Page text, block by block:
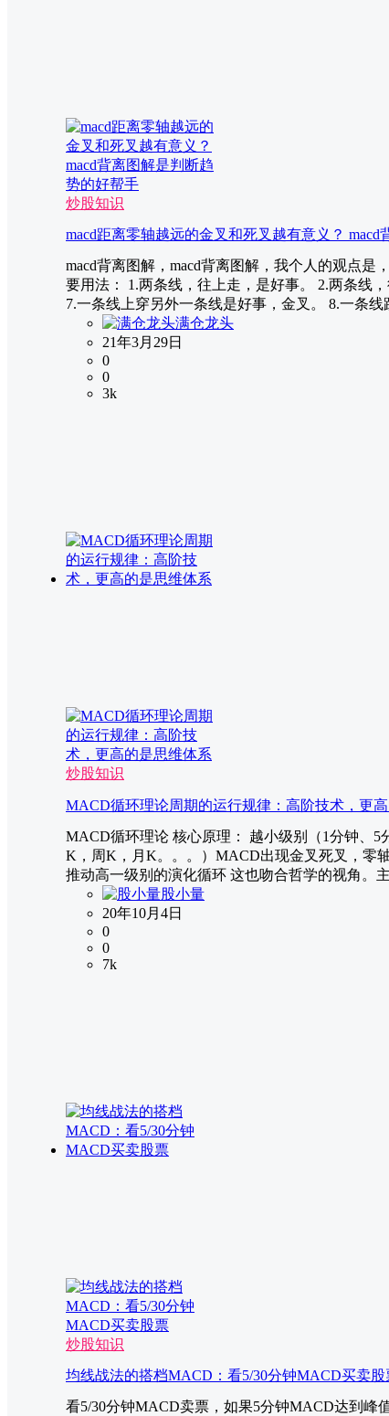
炒股知识
macd距离零轴越远的金叉和死叉越有意义？
macd背离图解，macd背离图解，我个人的观点
要用法： 1.两条线，往上走，是好事。 2.两条线
7.一条线上穿另外一条线是好事，金叉。 8.一条
满仓龙头
21年3月29日
0
0
3k
炒股知识
MACD循环理论周期的运行规律：高阶技术，更
MACD循环理论 核心原理： 越小级别（1分钟、
K，周K，月K。。。）MACD出现金叉死叉，零
推动高一级别的演化循环 这也吻合哲学的视角。
股小量
20年10月4日
0
0
7k
炒股知识
均线战法的搭档MACD：看5/30分钟MACD买卖股
看5/30分钟MACD卖票，如果5分钟MACD达到峰